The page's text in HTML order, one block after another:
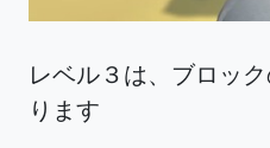
レベル３は、ブロッ
ります